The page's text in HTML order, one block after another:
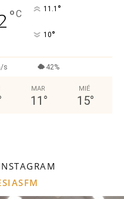
°C 11.1 °
10°
s 42%
MAR
11 °
MIÉ
15°